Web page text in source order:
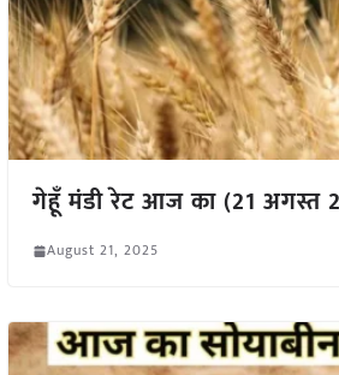
गेहूँ मंडी रेट आज का (21 अगस्त
August 21, 2025